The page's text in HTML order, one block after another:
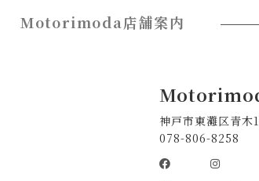
Motorimoda店舗案内
神戸市東灘区青木
078-806-8258